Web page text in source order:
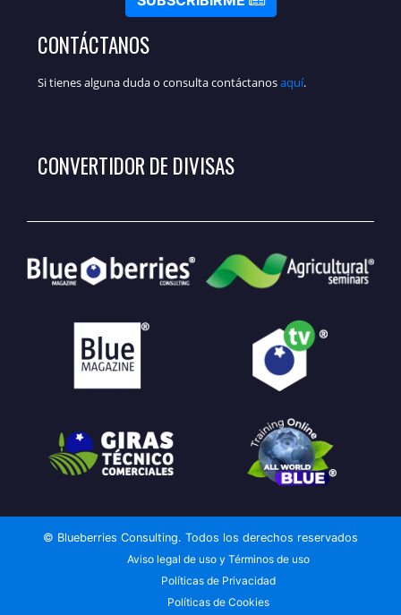
CONTÁCTANOS
Si tienes alguna duda o consulta contáctanosaquí.
CONVERTIDOR DE DIVISAS
© Blueberries Consulting. Todos los derechos reservados
Aviso legal de uso y Términos de uso
Políticas de Privacidad
Políticas de Cookies